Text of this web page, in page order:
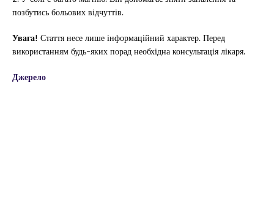
позбутись больових відчуттів.
Увага! Стаття несе лише інформаційний характер. Перед
використанням будь-яких порад необхідна консультація лікаря.
Джерело